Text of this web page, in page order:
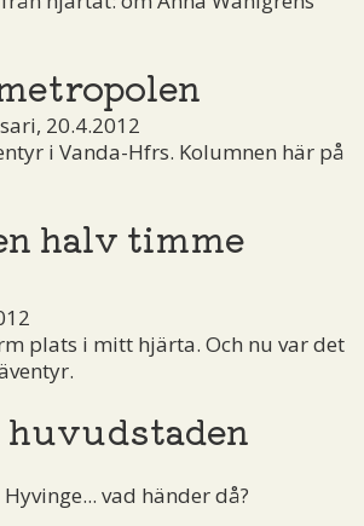
20.4.2012
i Vanda-Hfrs. Kolumnen här på
halv timme
plats i mitt hjärta. Och nu var det
vad händer då?